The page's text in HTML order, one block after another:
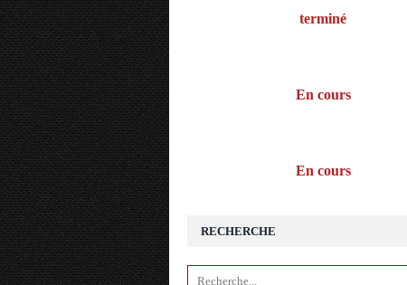
RECHERCHE
terminé
En cours
En cours